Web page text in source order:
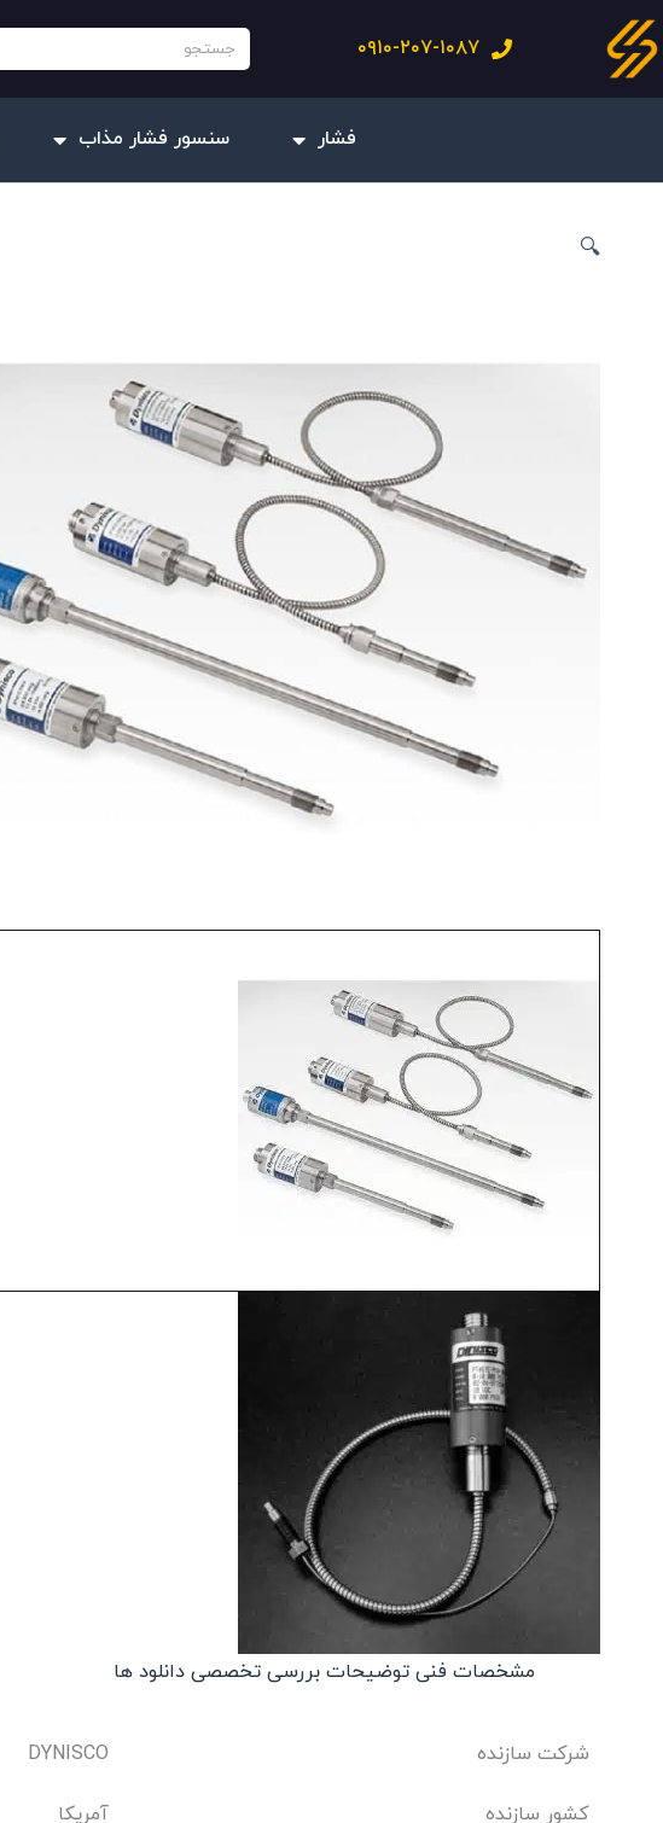
رفتن
به
محتوا
۰۹۱۰-۲۰۷-۱۰۸۷ جستجو
فشار سنسور فشار مذاب
🔍
مشخصات فنی توضیحات بررسی تخصصی دانلود ها
شرکت سازنده DYNISCO
کشور سازنده آمریکا